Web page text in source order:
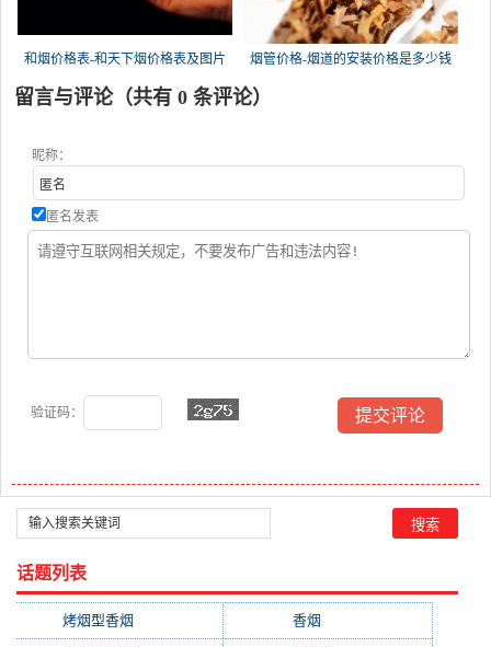
和烟价格表-和天下烟价格表及图片 烟管价格-烟道的安装价格是多少钱
留言与评论（共有 0 条评论）
昵称：
匿名发表
验证码：
话题列表
烤烟型香烟 香烟